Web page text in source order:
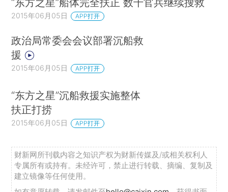
2015年06月05日 APP打开
政治局常委会会议部署沉船救
援
2015年06月05日 APP打开
“东方之星”沉船救援实施整体
扶正打捞
2015年06月05日 APP打开
财新网所刊载内容之知识产权为财新传媒及/或相关权利人
专属所有或持有。未经许可，禁止进行转载、摘编、复制及
建立镜像等任何使用。